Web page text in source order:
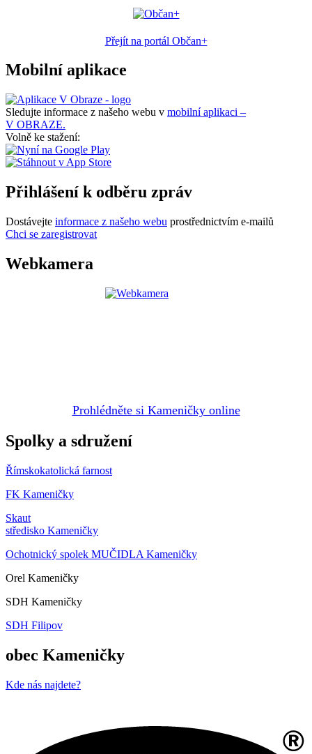
Přejít na portál Občan+
Mobilní aplikace
Sledujte informace z našeho webu v mobilní aplikaci –
V OBRAZE.
Volně ke stažení:
Přihlášení k odběru zpráv
Dostávejte informace z našeho webu prostřednictvím e-mailů
Chci se zaregistrovat
Webkamera
Prohlédněte si Kameničky online
Spolky a sdružení
Římskokatolická farnost
FK Kameničky
Skaut
středisko Kameničky
Ochotnický spolek MUČIDLA Kameničky
Orel Kameničky
SDH Kameničky
SDH Filipov
obec Kameničky
Kde nás najdete?